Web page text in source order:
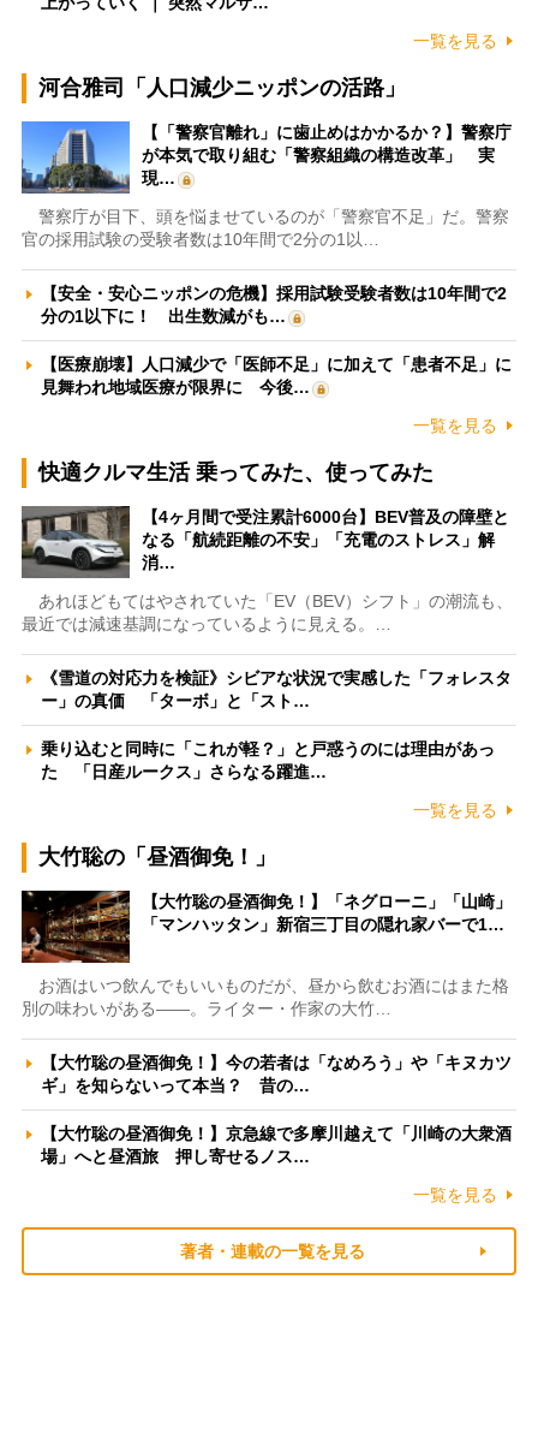
一覧を見る
河合雅司「人口減少ニッポンの活路」
【「警察官離れ」に歯止めはかかるか？】警察庁
が本気で取り組む「警察組織の構造改革」 実
現…
警察庁が目下、頭を悩ませているのが「警察官不足」だ。警察
官の採用試験の受験者数は10年間で2分の1以…
【安全・安心ニッポンの危機】採用試験受験者数は10年間で2
分の1以下に！ 出生数減がも…
【医療崩壊】人口減少で「医師不足」に加えて「患者不足」に
見舞われ地域医療が限界に 今後…
一覧を見る
快適クルマ生活 乗ってみた、使ってみた
【4ヶ月間で受注累計6000台】BEV普及の障壁と
なる「航続距離の不安」「充電のストレス」解
消…
あれほどもてはやされていた「EV（BEV）シフト」の潮流も、
最近では減速基調になっているように見える。…
《雪道の対応力を検証》シビアな状況で実感した「フォレスタ
ー」の真価 「ターボ」と「スト…
乗り込むと同時に「これが軽？」と戸惑うのには理由があっ
た 「日産ルークス」さらなる躍進…
一覧を見る
大竹聡の「昼酒御免！」
【大竹聡の昼酒御免！】「ネグローニ」「山崎」
「マンハッタン」新宿三丁目の隠れ家バーで1…
お酒はいつ飲んでもいいものだが、昼から飲むお酒にはまた格
別の味わいがある――。ライター・作家の大竹…
【大竹聡の昼酒御免！】今の若者は「なめろう」や「キヌカツ
ギ」を知らないって本当？ 昔の…
【大竹聡の昼酒御免！】京急線で多摩川越えて「川崎の大衆酒
場」へと昼酒旅 押し寄せるノス…
一覧を見る
著者・連載の一覧を見る